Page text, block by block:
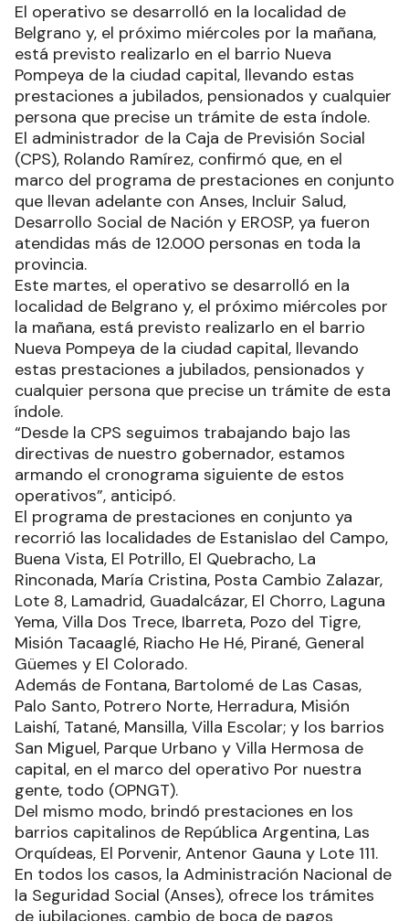
El operativo se desarrolló en la localidad de
Belgrano y, el próximo miércoles por la mañana,
está previsto realizarlo en el barrio Nueva
Pompeya de la ciudad capital, llevando estas
prestaciones a jubilados, pensionados y cualquier
persona que precise un trámite de esta índole.
El administrador de la Caja de Previsión Social
(CPS), Rolando Ramírez, confirmó que, en el
marco del programa de prestaciones en conjunto
que llevan adelante con Anses, Incluir Salud,
Desarrollo Social de Nación y EROSP, ya fueron
atendidas más de 12.000 personas en toda la
provincia.
Este martes, el operativo se desarrolló en la
localidad de Belgrano y, el próximo miércoles por
la mañana, está previsto realizarlo en el barrio
Nueva Pompeya de la ciudad capital, llevando
estas prestaciones a jubilados, pensionados y
cualquier persona que precise un trámite de esta
índole.
“Desde la CPS seguimos trabajando bajo las
directivas de nuestro gobernador, estamos
armando el cronograma siguiente de estos
operativos”, anticipó.
El programa de prestaciones en conjunto ya
recorrió las localidades de Estanislao del Campo,
Buena Vista, El Potrillo, El Quebracho, La
Rinconada, María Cristina, Posta Cambio Zalazar,
Lote 8, Lamadrid, Guadalcázar, El Chorro, Laguna
Yema, Villa Dos Trece, Ibarreta, Pozo del Tigre,
Misión Tacaaglé, Riacho He Hé, Pirané, General
Güemes y El Colorado.
Además de Fontana, Bartolomé de Las Casas,
Palo Santo, Potrero Norte, Herradura, Misión
Laishí, Tatané, Mansilla, Villa Escolar; y los barrios
San Miguel, Parque Urbano y Villa Hermosa de
capital, en el marco del operativo Por nuestra
gente, todo (OPNGT).
Del mismo modo, brindó prestaciones en los
barrios capitalinos de República Argentina, Las
Orquídeas, El Porvenir, Antenor Gauna y Lote 111.
En todos los casos, la Administración Nacional de
la Seguridad Social (Anses), ofrece los trámites